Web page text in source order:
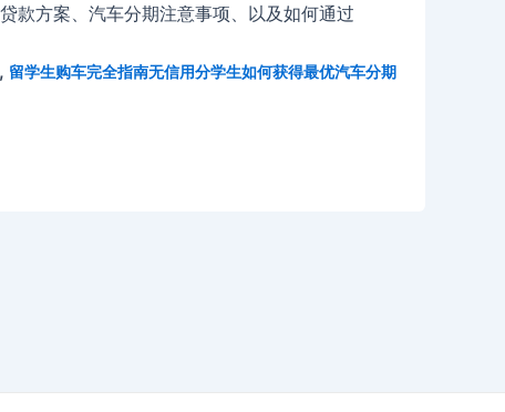
款方案、汽车分期注意事项、以及如何通过
, 留学生购车完全指南无信用分学生如何获得最优汽车分期